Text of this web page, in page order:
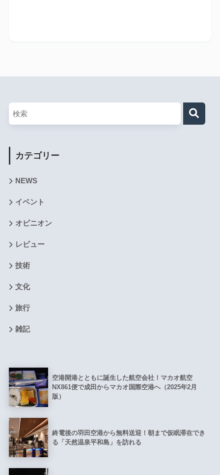
カテゴリー
NEWS
イベント
オピニオン
レビュー
技術
文化
旅行
雑記
空港開港とともに誕生した航空会社！マカオ航空
NX861便で成田からマカオ国際空港へ（2025年2月
版）
終電後の羽田空港から無料送迎！朝まで仮眠滞在でき
る「天然温泉平和島」を訪れる